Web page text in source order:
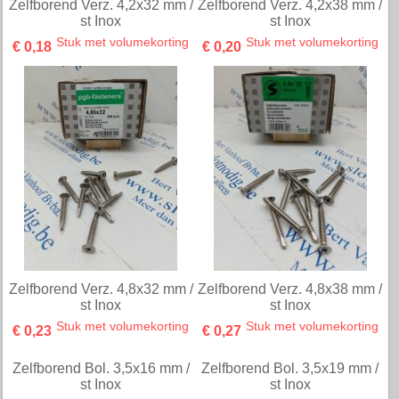
Schroef 3,5x6,5 mm Bol-PH
Inox / st
Stuk met volumekorting
Schroef 3,5x16 mm Bol-PH
Inox / st
€ 0,04 Stuk met volumekorting
Schroef 3,5x19 mm Bol-PH
Inox / st
Stuk met volumekorting
Schroef 4,2x25 mm Bol-PH
Inox / st
Stuk met volumekorting